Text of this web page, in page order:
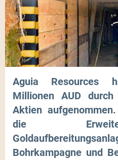
Aguia Resources
Millionen AUD
Aktien
die
Bohrkampagne und